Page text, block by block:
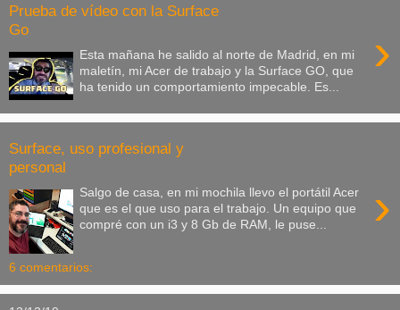
Prueba de vídeo con la Surface
Go
›
Esta mañana he salido al norte de Madrid, en mi
maletín, mi Acer de trabajo y la Surface GO, que
ha tenido un comportamiento impecable. Es...
Surface, uso profesional y
personal
›
Salgo de casa, en mi mochila llevo el portátil Acer
que es el que uso para el trabajo. Un equipo que
compré con un i3 y 8 Gb de RAM, le puse...
6 comentarios: